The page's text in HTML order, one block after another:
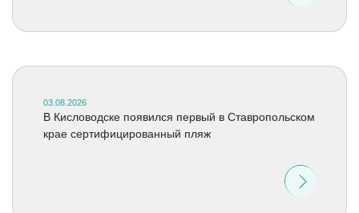
03.08.2026
В Кисловодске появился первый в Ставропольском
крае сертифицированный пляж